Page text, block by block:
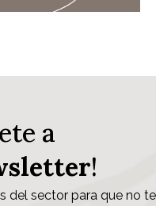
a
!
del sector para que no te